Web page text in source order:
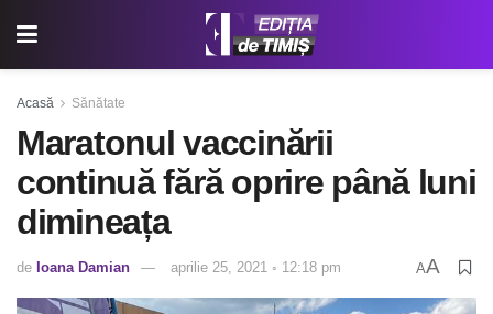
Acasă Sănătate
Maratonul vaccinării
continuă fără oprire până luni
dimineața
de Ioana Damian aprilie 25, 2021 ◦ 12:18 pm AA